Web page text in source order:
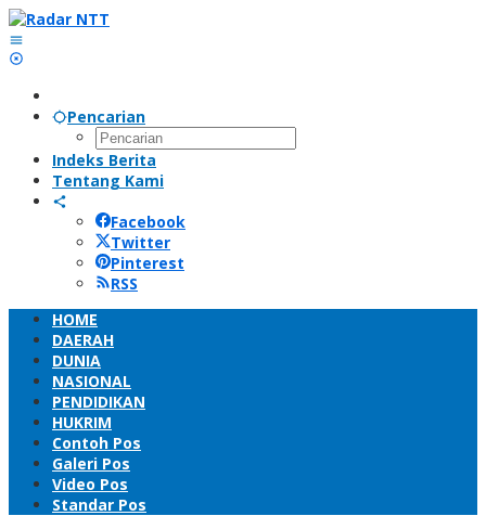
Lewati
ke
konten
Pencarian
Indeks Berita
Tentang Kami
Facebook
Twitter
Pinterest
RSS
HOME
DAERAH
DUNIA
NASIONAL
PENDIDIKAN
HUKRIM
Contoh Pos
Galeri Pos
Video Pos
Standar Pos